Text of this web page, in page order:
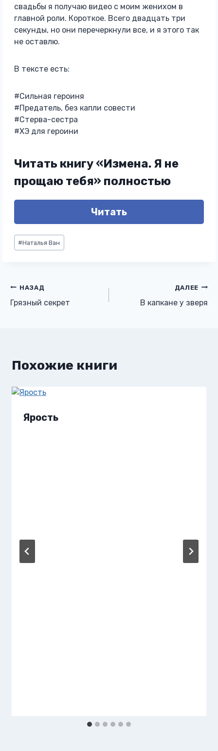
свадьбы я получаю видео с моим женихом в
главной роли. Короткое. Всего двадцать три
секунды, но они перечеркнули все, и я этого так
не оставлю.
В тексте есть:
#Сильная героиня
#Предатель, без капли совести
#Стерва-сестра
#ХЭ для героини
Читать книгу «Измена. Я не
прощаю тебя» полностью
Читать
Метки
записи:
#Наталья Ван
Навигация
по
НАЗАД
Грязный секрет
ДАЛЕЕ
В капкане у зверя
Похожие книги
Ярость